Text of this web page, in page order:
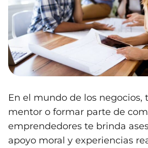
En el mundo de los negocios,
mentor o formar parte de
emprendedores te brinda
apoyo moral y experiencias